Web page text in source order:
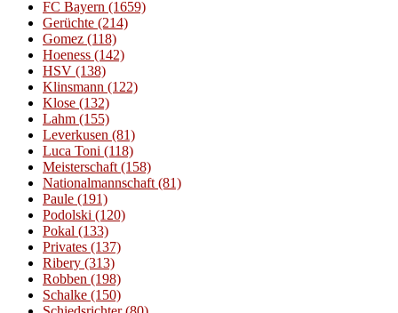
FC Bayern (1659)
Gerüchte (214)
Gomez (118)
Hoeness (142)
HSV (138)
Klinsmann (122)
Klose (132)
Lahm (155)
Leverkusen (81)
Luca Toni (118)
Meisterschaft (158)
Nationalmannschaft (81)
Paule (191)
Podolski (120)
Pokal (133)
Privates (137)
Ribery (313)
Robben (198)
Schalke (150)